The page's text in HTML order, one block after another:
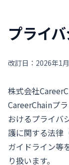
プライ
改訂日：2026年1
株式会社
CareerChainプ
おけるプライバ
護に関する法律
ガイドライン等
り扱います。